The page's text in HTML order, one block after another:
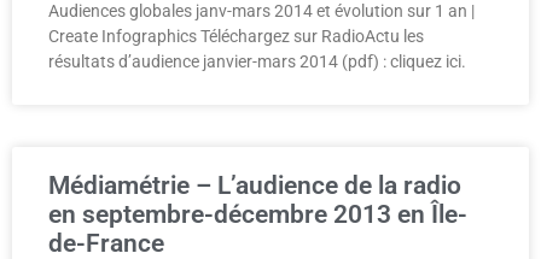
Audiences globales janv-mars 2014 et évolution sur 1 an |
Create Infographics Téléchargez sur RadioActu les
résultats d’audience janvier-mars 2014 (pdf) : cliquez ici.
Médiamétrie – L’audience de la radio
en septembre-décembre 2013 en Île-
de-France